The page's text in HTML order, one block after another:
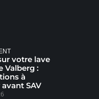
votre lave
Valberg :
à
SAV